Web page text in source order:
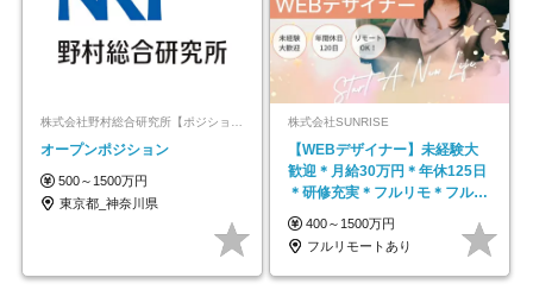
オープンポジション
500～1500万円
東京都_神奈川県
株式会社SUNRISE
【WEBデザイナー】未経験大
歓迎＊月給30万円＊年休125日
＊研修充実＊フルリモ＊フルフ
レックス＊
400～1500万円
フルリモートあり